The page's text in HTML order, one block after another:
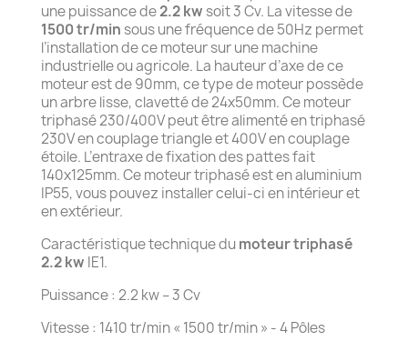
une puissance de2.2 kw soit 3 Cv. La vitesse de
1500 tr/min sous une fréquence de 50Hz permet
l’installation de ce moteur sur une machine
industrielle ou agricole. La hauteur d’axe de ce
moteur est de 90mm, ce type de moteur possède
un arbre lisse, clavetté de 24x50mm. Ce moteur
triphasé 230/400V peut être alimenté en triphasé
230V en couplage triangle et 400V en couplage
étoile. L’entraxe de fixation des pattes fait
140x125mm. Ce moteur triphasé est en aluminium
IP55, vous pouvez installer celui-ci en intérieur et
en extérieur.
Caractéristique technique dumoteur triphasé
2.2 kw IE1.
Puissance : 2.2 kw – 3 Cv
Vitesse : 1410 tr/min « 1500 tr/min » - 4 Pôles